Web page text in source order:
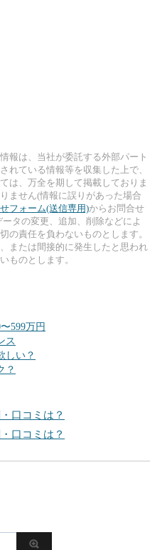
報は、当社が委託する外部パート
れている情報等を収集した上で、
は、万全を期して掲載しておりま
ません(情報に誤りがあった場合
フォーム(送信専用)からお問合せ
タの変更、追加、削除などによ
の責任を負わないものとします。
または間接的に発生したと思われ
ものとします。
599万円
ス
しい？
？
口コミは？
口コミは？